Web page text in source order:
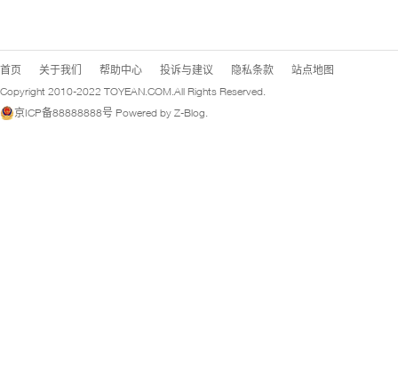
首页 关于我们 帮助中心 投诉与建议 隐私条款
站点地图
Copyright 2010-2022 TOYEAN.COM.All Rights Reserved.
京ICP备88888888号 Powered by Z-Blog.